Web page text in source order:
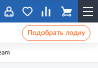
Подобрать лодку